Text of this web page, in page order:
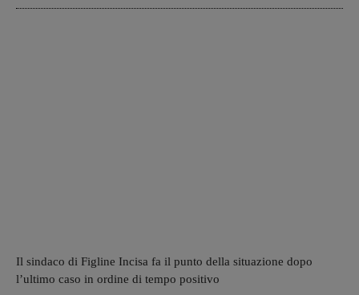
Il sindaco di Figline Incisa fa il punto della situazione dopo
l’ultimo caso in ordine di tempo positivo